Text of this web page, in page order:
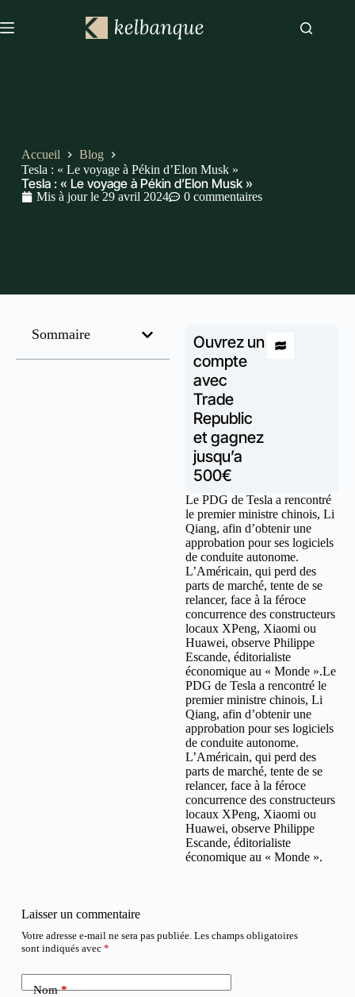
Accueil
Blog
Tesla : « Le voyage à Pékin d’Elon Musk »
Tesla : « Le voyage à Pékin d’Elon Musk »
Mis à jour le 29 avril 2024 0 commentaires
Sommaire
Ouvrez un
compte
avec
Trade
Republic
et gagnez
jusqu’a
500€
Le PDG de Tesla a rencontré
le premier ministre chinois, Li
Qiang, afin d’obtenir une
approbation pour ses logiciels
de conduite autonome.
L’Américain, qui perd des
parts de marché, tente de se
relancer, face à la féroce
concurrence des constructeurs
locaux XPeng, Xiaomi ou
Huawei, observe Philippe
Escande, éditorialiste
économique au « Monde ».Le
PDG de Tesla a rencontré le
premier ministre chinois, Li
Qiang, afin d’obtenir une
approbation pour ses logiciels
de conduite autonome.
L’Américain, qui perd des
parts de marché, tente de se
relancer, face à la féroce
concurrence des constructeurs
locaux XPeng, Xiaomi ou
Huawei, observe Philippe
Escande, éditorialiste
économique au « Monde ».
Laisser un commentaire
Votre adresse e-mail ne sera pas publiée. Les champs obligatoires
sont indiqués avec *
Nom*